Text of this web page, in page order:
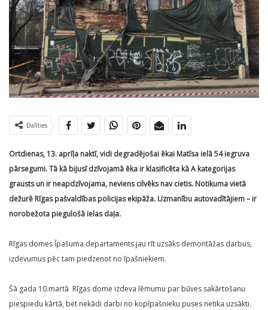
Dalīties
Ortdienas, 13. aprīļa naktī, vidi degradējošai ēkai Matīsa ielā 54 iegruva
pārsegumi. Tā kā bijusī dzīvojamā ēka ir klasificēta kā A kategorijas
grausts un ir neapdzīvojama, neviens cilvēks nav cietis. Notikuma vietā
dežurē Rīgas pašvaldības policijas ekipāža. Uzmanību autovadītājiem – ir
norobežota piegulošā ielas daļa.
Rīgas domes Īpašuma departaments jau rīt uzsāks demontāžas darbus,
izdevumus pēc tam piedzenot no īpašniekiem.
Šā gada 10.martā Rīgas dome izdeva lēmumu par būves sakārtošanu
piespiedu kārtā, bet nekādi darbi no kopīpašnieku puses netika uzsākti.